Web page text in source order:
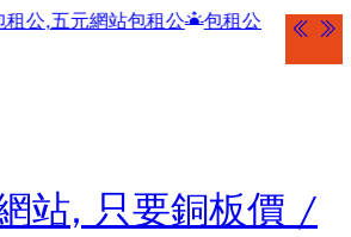
網站包租公 包租公
站, 只要銅板價 /